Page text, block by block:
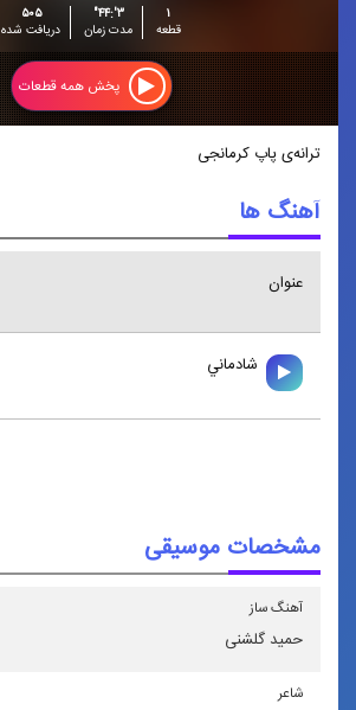
۱
قطعه
۳':۴۴"
مدت زمان
۵۰۵
دریافت شده
پخش همه قطعات
ترانه‌ی پاپ کرمانجی
آهنگ ها
عنوان
شادماني
مشخصات موسیقی
آهنگ ساز
حمید گلشنی
شاعر